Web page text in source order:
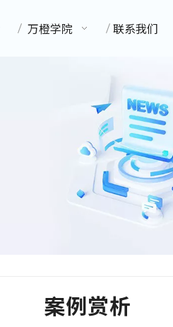
万橙学院 联系我们
案例赏析